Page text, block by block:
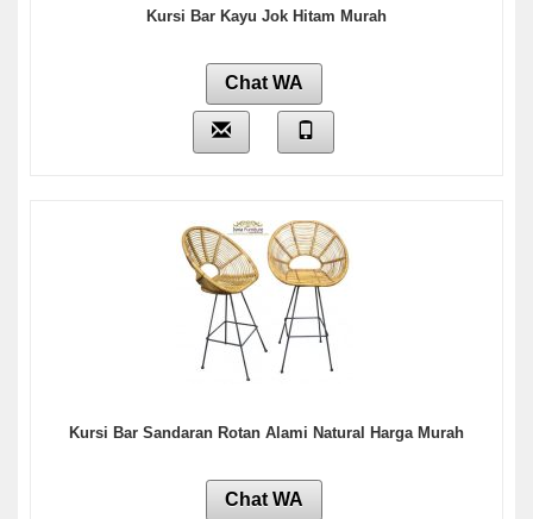
Kursi Bar Kayu Jok Hitam Murah
Chat WA
Kursi Bar Sandaran Rotan Alami Natural Harga Murah
Chat WA